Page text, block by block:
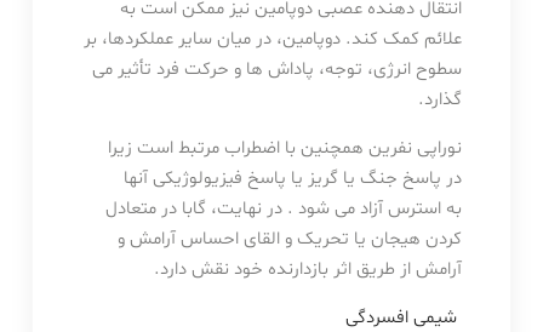
انتقال دهنده عصبی دوپامین نیز ممکن است به
علائم کمک کند. دوپامین، در میان سایر عملکردها، بر
سطوح انرژی، توجه، پاداش ها و حرکت فرد تأثیر می
گذارد.
نوراپی نفرین همچنین با اضطراب مرتبط است زیرا
در پاسخ جنگ یا گریز یا پاسخ فیزیولوژیکی آنها
به استرس آزاد می شود . در نهایت، گابا در متعادل
کردن هیجان یا تحریک و القای احساس آرامش و
آرامش از طریق اثر بازدارنده خود نقش دارد.
شیمی افسردگی